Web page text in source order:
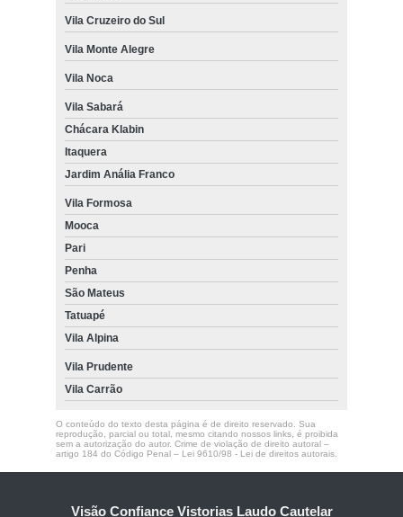
Vila Cruzeiro do Sul
Vila Monte Alegre
Vila Noca
Vila Sabará
Chácara Klabin
Itaquera
Jardim Anália Franco
Vila Formosa
Mooca
Pari
Penha
São Mateus
Tatuapé
Vila Alpina
Vila Prudente
Vila Carrão
O conteúdo do texto desta página é de direito reservado. Sua
reprodução, parcial ou total, mesmo citando nossos links, é proibida
sem a autorização do autor. Crime de violação de direito autoral –
artigo 184 do Código Penal – Lei 9610/98 - Lei de direitos autorais.
Visão Confiance Vistorias Laudo Cautelar